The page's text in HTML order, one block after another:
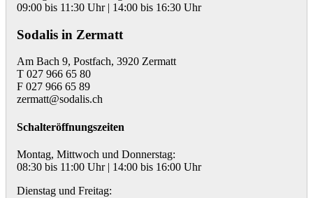
09:00 bis 11:30 Uhr | 14:00 bis 16:30 Uhr
Sodalis in Zermatt
Am Bach 9, Postfach, 3920 Zermatt
T 027 966 65 80
F 027 966 65 89
zermatt@sodalis.ch
Schalteröffnungszeiten
Montag, Mittwoch und Donnerstag:
08:30 bis 11:00 Uhr | 14:00 bis 16:00 Uhr
Dienstag und Freitag: